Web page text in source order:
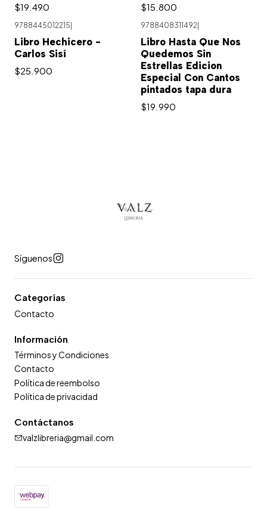
$19.490 $15.800
9788445012215
Libro Hechicero -
Carlos Sisí
$25.900
9788408311492
Libro Hasta Que Nos
Quedemos Sin
Estrellas Edicion
Especial Con Cantos
pintados tapa dura
$19.990
Síguenos
Categorías
Contacto
Información
Términos y Condiciones
Contacto
Política de reembolso
Política de privacidad
Contáctanos
valzlibreria@gmail.com